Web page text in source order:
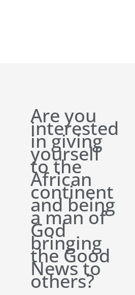
Are you
interested
in giving
yourself
to the
African
continent
and being
a man of
God
bringing
the Good
News to
others?